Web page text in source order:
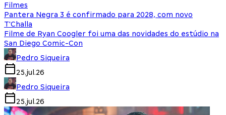
Filmes
Pantera Negra 3 é confirmado para 2028, com novo
T'Challa
Filme de Ryan Coogler foi uma das novidades do estúdio na
San Diego Comic-Con
Pedro Siqueira
25.jul.26
Pedro Siqueira
25.jul.26